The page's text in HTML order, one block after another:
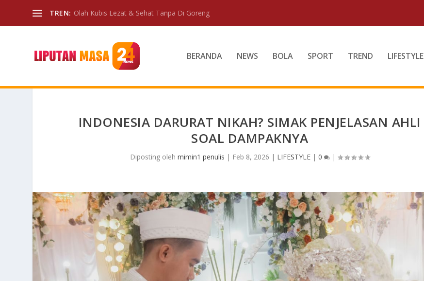
TREN: Olah Kubis Lezat & Sehat Tanpa Di Goreng
BERANDA NEWS BOLA SPORT TREND LIFESTYLE
INDONESIA DARURAT NIKAH? SIMAK PENJELASAN AHLI
SOAL DAMPAKNYA
Diposting oleh mimin1 penulis | Feb 8, 2026 | LIFESTYLE| 0 |